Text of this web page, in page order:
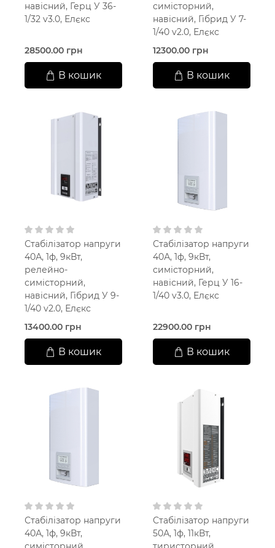
навісний, Герц У 36-
1/32 v3.0, Елєкс
28500.00 грн
В кошик
симісторний,
навісний, Гібрид У 7-
1/40 v2.0, Елєкс
12300.00 грн
В кошик
Стабілізатор напруги
40А, 1ф, 9кВт,
релейно-
симісторний,
навісний, Гібрид У 9-
1/40 v2.0, Елєкс
13400.00 грн
В кошик
Стабілізатор напруги
40А, 1ф, 9кВт,
симісторний,
навісний, Герц У 16-
1/40 v3.0, Елєкс
22900.00 грн
В кошик
Стабілізатор напруги
40А, 1ф, 9кВт,
Стабілізатор напруги
50А, 1ф, 11кВт,